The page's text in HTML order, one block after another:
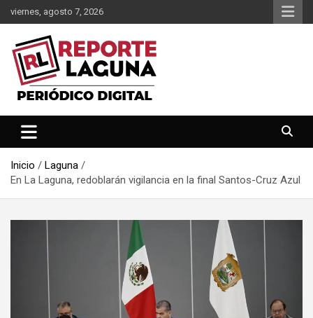
Saltar
al
contenido
viernes, agosto 7, 2026
Reporte Laguna
Inicio
Laguna
En La Laguna, redoblarán vigilancia en la final Santos-Cruz Azul